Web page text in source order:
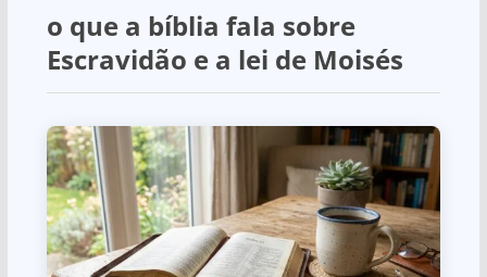
o que a bíblia fala sobre
Escravidão e a lei de Moisés